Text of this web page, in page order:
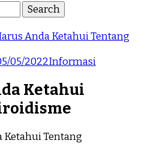
Anda Ketahui Tentang
05/2022Informasi
Ketahui